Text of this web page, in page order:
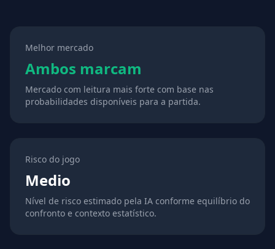
Melhor mercado
Ambos marcam
Mercado com leitura mais forte com base nas
probabilidades disponíveis para a partida.
Risco do jogo
Medio
Nível de risco estimado pela IA conforme equilíbrio do
confronto e contexto estatístico.